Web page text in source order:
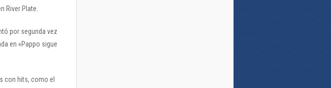
River Plate.
por segunda vez
en «Pappo sigue
con hits, como el